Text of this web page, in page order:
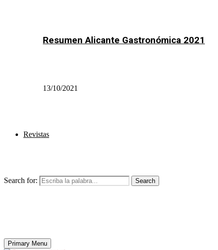
Resumen Alicante Gastronómica 2021
13/10/2021
Revistas
Search for: Search
Primary Menu